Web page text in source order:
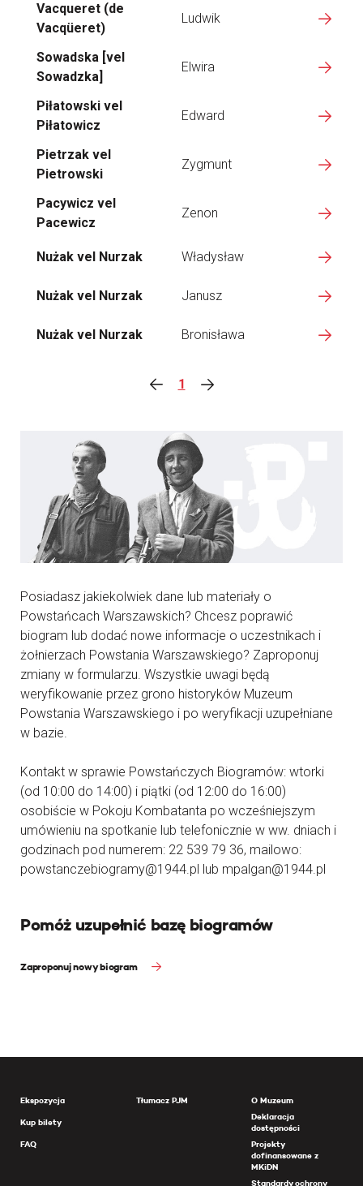
Vacqueret (de
Vacqüeret)
Ludwik
Sowadska [vel
Sowadzka]
Elwira
Piłatowski vel
Piłatowicz
Edward
Pietrzak vel
Pietrowski
Zygmunt
Pacywicz vel
Pacewicz
Zenon
Nużak vel Nurzak Władysław
Nużak vel Nurzak Janusz
Nużak vel Nurzak Bronisława
1
Posiadasz jakiekolwiek dane lub materiały o
Powstańcach Warszawskich? Chcesz poprawić
biogram lub dodać nowe informacje o uczestnikach i
żołnierzach Powstania Warszawskiego? Zaproponuj
zmiany w formularzu. Wszystkie uwagi będą
weryfikowanie przez grono historyków Muzeum
Powstania Warszawskiego i po weryfikacji uzupełniane
w bazie.
Kontakt w sprawie Powstańczych Biogramów: wtorki
(od 10:00 do 14:00) i piątki (od 12:00 do 16:00)
osobiście w Pokoju Kombatanta po wcześniejszym
umówieniu na spotkanie lub telefonicznie w ww. dniach i
godzinach pod numerem: 22 539 79 36, mailowo:
powstanczebiogramy@1944.pl lub mpalgan@1944.pl
Pomóż uzupełnić bazę biogramów
Zaproponuj nowy biogram
Ekspozycja
Kup bilety
FAQ
Tłumacz PJM
O Muzeum
Deklaracja
dostępności
Projekty
dofinansowane z
MKiDN
Standardy ochrony